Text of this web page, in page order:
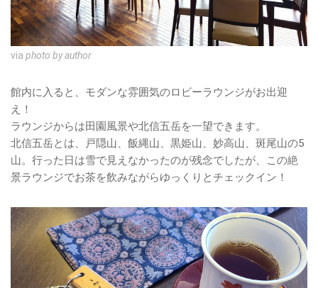
via photo by author
館内に入ると、モダンな雰囲気のロビーラウンジがお出迎
え！
ラウンジからは田園風景や北信五岳を一望できます。
北信五岳とは、戸隠山、飯縄山、黒姫山、妙高山、斑尾山の5
山。行った日は雪で見えなかったのが残念でしたが、この絶
景ラウンジでお茶を飲みながらゆっくりとチェックイン！